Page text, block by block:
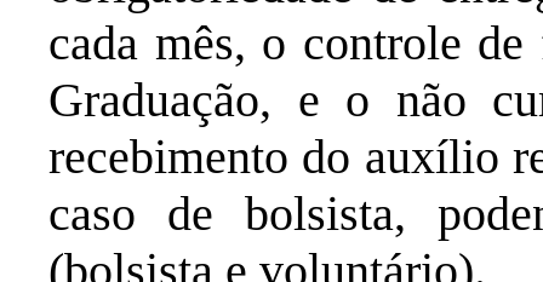
cada mês, o controle
Graduação, e o não
recebimento do auxílio
caso de bolsista,
(bolsista e voluntário).